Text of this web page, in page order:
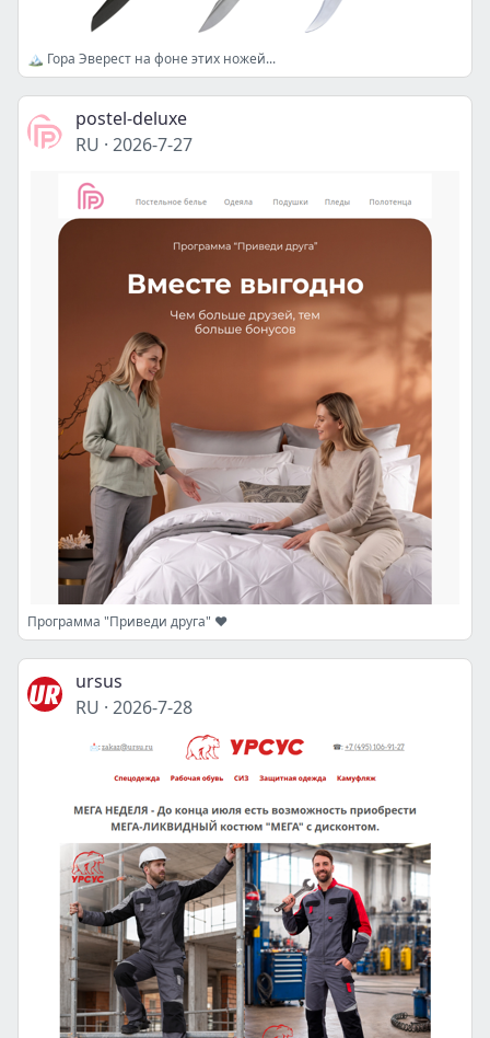
🏔️ Гора Эверест на фоне этих ножей...
postel-deluxe
RU · 2026-7-27
Программа "Приведи друга" ❤️
ursus
RU · 2026-7-28